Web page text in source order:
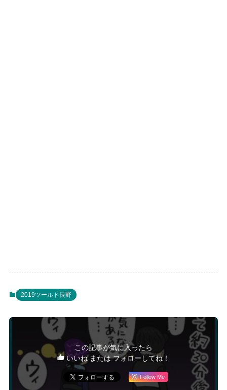
2019ツールド長野
この記事が気に入ったら
いいね または フォローしてね！
Follow Me